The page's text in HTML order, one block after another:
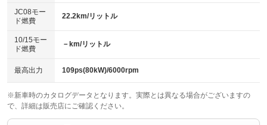
電動格納ミラー
：装備あり
ローダウン
：装備なし
ベンチシート
：装備なし
チップアップシート
：装備なし
電動格納サードシート
：装備なし シートヒーター
：装備なし
ウォークスルー
JC08モー
ド燃費
22.2km/リットル
10/15モー
ド燃費
－km/リットル
最高出力 109ps(80kW)/6000rpm
※新車時のカタログデータとなります。実際とは異なる場合がございますの
で、詳細は販売店にご確認ください。